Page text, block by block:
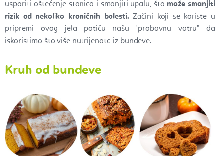
usporiti oštećenje stanica i smanjiti upalu, što može smanjiti
rizik od nekoliko kroničnih bolesti. Začini koji se koriste u
pripremi ovog jela potiču našu "probavnu vatru" da
iskoristimo što više nutrijenata iz bundeve.
Kruh od bundeve